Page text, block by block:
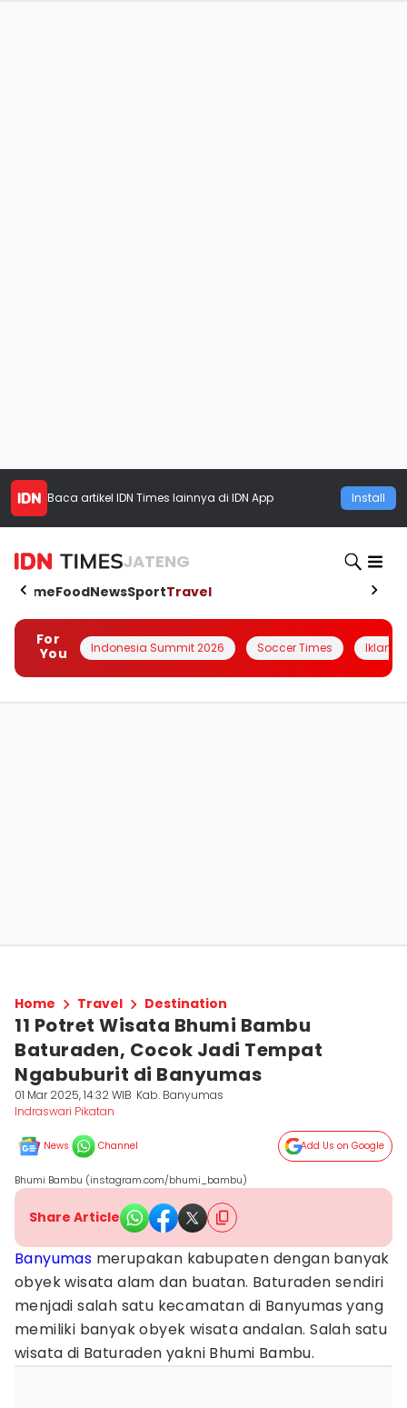
Baca artikel IDN Times lainnya di IDN App Install
JATENG
HomeFoodNewsSportTravel
For
You
Indonesia Summit 2026 Soccer Times Iklanin
Home Travel Destination
11 Potret Wisata Bhumi Bambu
Baturaden, Cocok Jadi Tempat
Ngabuburit di Banyumas
01 Mar 2025, 14:32 WIB Kab. Banyumas
Indraswari Pikatan
News Channel Add Us on Google
Bhumi Bambu (instagram.com/bhumi_bambu)
Share Article
Banyumas merupakan kabupaten dengan banyak
obyek wisata alam dan buatan. Baturaden sendiri
menjadi salah satu kecamatan di Banyumas yang
memiliki banyak obyek wisata andalan. Salah satu
wisata di Baturaden yakni Bhumi Bambu.